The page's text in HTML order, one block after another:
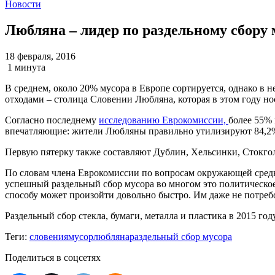
Новости
Любляна – лидер по раздельному сбору
18 февраля, 2016
1 минута
В среднем, около 20% мусора в Европе сортируется, однако
отходами – столица Словении Любляна, которая в этом году
Согласно последнему исследованию Еврокомиссии, более
впечатляющие: жители Любляны правильно утилизируют
Первую пятерку также составляют Дублин, Хельсинки,
По словам члена Еврокомиссии по вопросам окружающей
успешный раздельный сбор мусора во многом это
способу может произойти довольно быстро. Им даже не
Раздельный сбор стекла, бумаги, металла и пластика в 2015
Теги: словениямусорлюблянараздельный сбор мусора
Поделиться в соцсетях